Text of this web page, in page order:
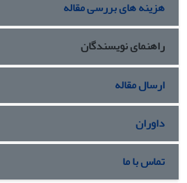
نتیجه‌گیری: به‌‌طور کلی،
شکل‌گیری انواع عشق و نقش محوری
و رضایت زناشویی را در بافت یک
این نتایج در بافت نظری و تجربی
کاربردی آن ارائه شد.
هزینه های بررسی مقاله
راهنمای نویسندگان
ارسال مقاله
داوران
تماس با ما